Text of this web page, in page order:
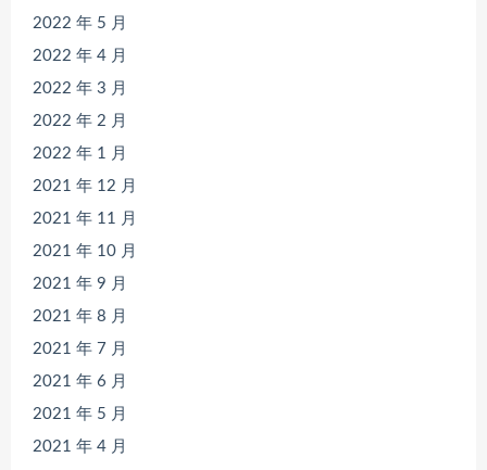
2022 年 5 月
2022 年 4 月
2022 年 3 月
2022 年 2 月
2022 年 1 月
2021 年 12 月
2021 年 11 月
2021 年 10 月
2021 年 9 月
2021 年 8 月
2021 年 7 月
2021 年 6 月
2021 年 5 月
2021 年 4 月